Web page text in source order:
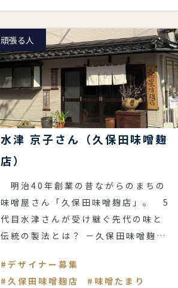
頑張る人
水津 京子さん（久保田味噌麹
店）
明治40年創業の昔ながらのまちの
味噌屋さん「久保田味噌麹店」。 5
代目水津さんが受け継ぐ先代の味と
伝統の製法とは？ －久保田味噌麹店
デザイナー募集
久保田味噌麹店
味噌たまり